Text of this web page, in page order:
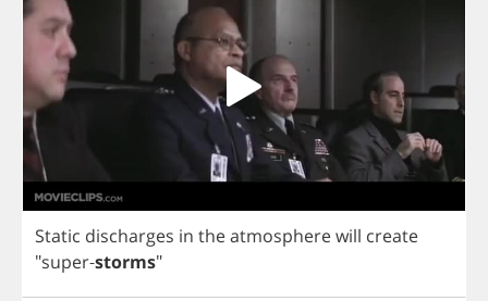
Static discharges in theatmospherewill create
"super-storms"